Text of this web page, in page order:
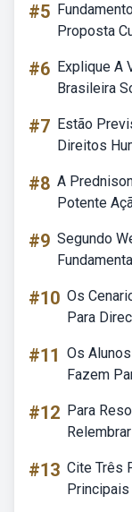
#5
Proposta
#6 Explique A
Brasileira
#7 Estão
Direitos
#8 A
Potente
#9 Segundo
#10 Os
Para
#11 Os
Fazem
#12 Para
#13 Cite Três